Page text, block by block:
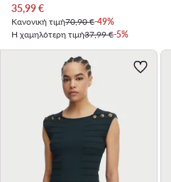
Τρέχουσα τιμή
35,99€
Κανονική τιμή70,90 €-49%
Η χαμηλότερη τιμή37,99 €-5%